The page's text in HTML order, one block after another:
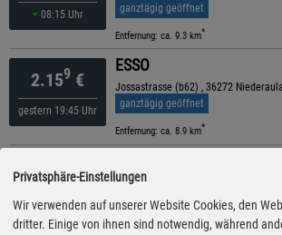
08:15 Uhr
ganztägig geöffnet
Entfernung: ca. 9.3 km*
2.159 €
gestern 19:45 Uhr
ESSO
Jossastrasse (b62) , 36272 Niederaula
ganztägig geöffnet
Entfernung: ca. 8.9 km*
2.159€
gestern 18:00 Uhr
Industriestr. 8 , 36275 Kirchheim
ganztägig geöffnet
Entfernung: ca. 12.2 km*
Privatsphäre-Einstellungen
Wir verwenden auf unserer Website Cookies, den
dritter. Einige von ihnen sind notwendig, während